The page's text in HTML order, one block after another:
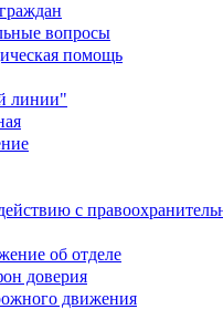
вопросы
помощь
линии"
с
об отделе
доверия
движения